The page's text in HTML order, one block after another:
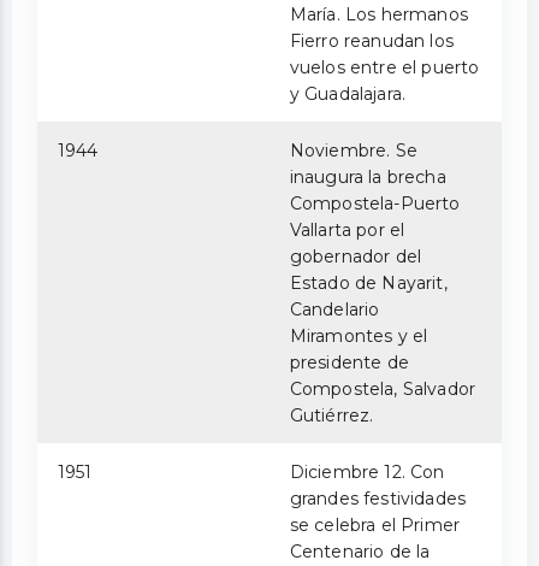
María. Los hermanos
Fierro reanudan los
vuelos entre el puerto
y Guadalajara.
1944
Noviembre. Se
inaugura la brecha
Compostela-Puerto
Vallarta por el
gobernador del
Estado de Nayarit,
Candelario
Miramontes y el
presidente de
Compostela, Salvador
Gutiérrez.
1951
Diciembre 12. Con
grandes festividades
se celebra el Primer
Centenario de la